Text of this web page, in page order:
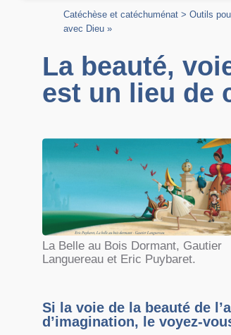
Catéchèse et catéchuménat > Outils
avec Dieu »
La beauté,
est un lieu de
La Belle au Bois Dormant, Gautier
Languereau et Eric Puybaret.
Si la voie de la beauté de
d’imagination, le voyez-